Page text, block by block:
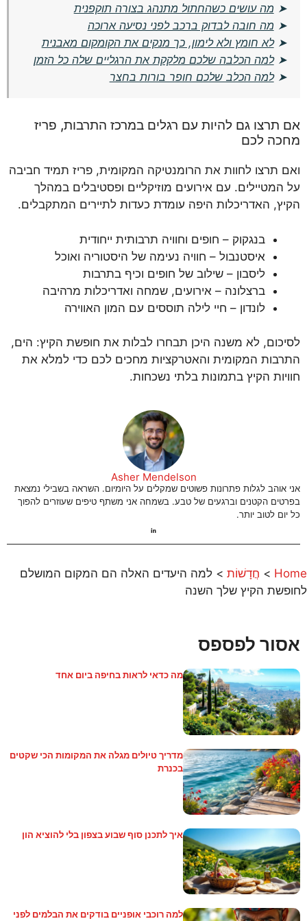
➤ מה עושים כשהחתול מתנהג בצורה תוקפנית
➤ מה חובה לבדוק ברכב לפני נסיעה ארוכה
➤לא חומץ ולא לימון, כך מנקים את הקומקום מאבנית
➤למה הכלבה שלכם מלקקת את הרגליים שלה כל הזמן
➤למה הכלב שלכם חופר בורות בחצר
אם תרצו גם להיות עם רגלים במרכז התרבות, פריז
מחכה לכם
ואם תרצו לחוות את הרומנטיקה המקומית, פריז תמיד חביבה
על המטיילים. עם אירועים מוזיקליים ופסטיבלים במהלך
הקיץ, האדריכלות היפה עומדת כעדות לתיירים המתקבלים.
בנגקוק – חופים וחוויה תרבותית ייחודית
איסטנבול – חוויה נעימה של היסטוריה ואוכל
ליסבון – שילוב של חופים וכיף בתרבות
ברצלונה – אירועים, שמחה ואדריכלות מרהיבה
לונדון – חיי לילה תוססים עם המון האווירה
לסיכום, לא משנה היכן תבחרו לבלות את חופשת הקיץ: הים,
התרבות המקומית והאטרקציות מחכים לכם כדי למלא את
חוויות הקיץ בתמונות בלתי נשכחות.
Asher Mendelson
אני אוהב לגלות פתרונות פשוטים שמקלים על היומיום. השראה בשבילי נמצאת
בפרטים הקטנים וברגעים של טבע. בשמחה אני משתף טיפים שעוזרים להפוך
כל יום לטוב יותר.
Home
> חֲדָשׁוֹת > למה היעדים האלה הם המקום המושלם
לחופשת הקיץ שלך השנה
אסור לפספס
מה כדאי לראות בחיפה ביום אחד
מדריך טיולים מגלה את המקומות הכי שקטים
בכנרת
איך לתכנן סוף שבוע בצפון בלי להוציא הון
למה רוכבי אופניים בודקים את הבלמים לפני